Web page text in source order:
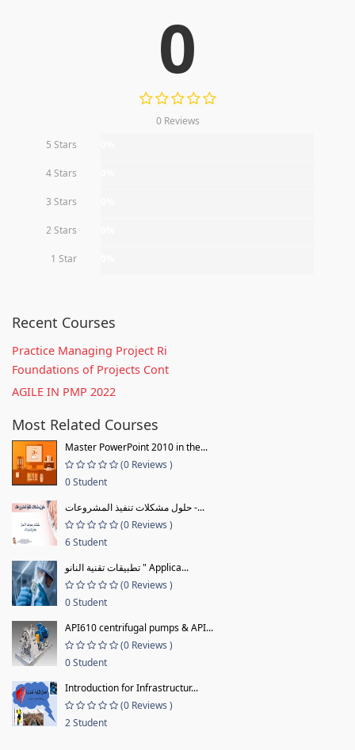
0
0 Reviews
5 Stars
4 Stars
3 Stars
2 Stars
1 Star
Recent Courses
Practice Managing Project Ri
Foundations of Projects Cont
AGILE IN PMP 2022
Most Related Courses
Master PowerPoint 2010 in the...
(0 Reviews )
0 Student
حلول مشكلات تنفيذ المشروعات -...
(0 Reviews )
6 Student
تطبيقات تقنية النانو " Applica...
(0 Reviews )
0 Student
API610 centrifugal pumps & API...
(0 Reviews )
0 Student
Introduction for Infrastructur...
(0 Reviews )
2 Student